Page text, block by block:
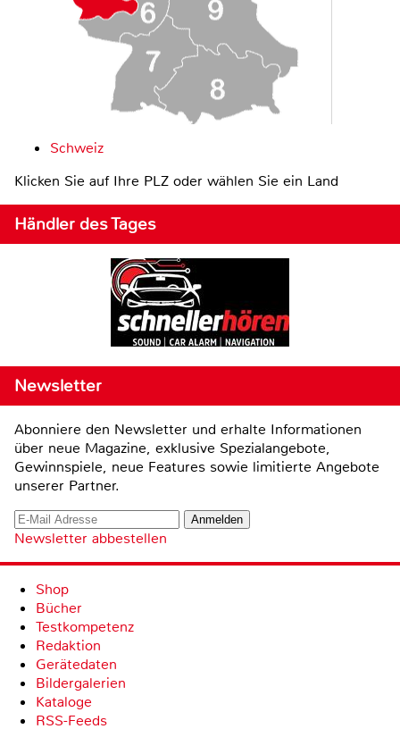
Schweiz
Klicken Sie auf Ihre PLZ oder wählen Sie ein Land
Händler des Tages
Newsletter
Abonniere den Newsletter und erhalte Informationen
über neue Magazine, exklusive Spezialangebote,
Gewinnspiele, neue Features sowie limitierte Angebote
unserer Partner.
Newsletter abbestellen
Shop
Bücher
Testkompetenz
Redaktion
Gerätedaten
Bildergalerien
Kataloge
RSS-Feeds